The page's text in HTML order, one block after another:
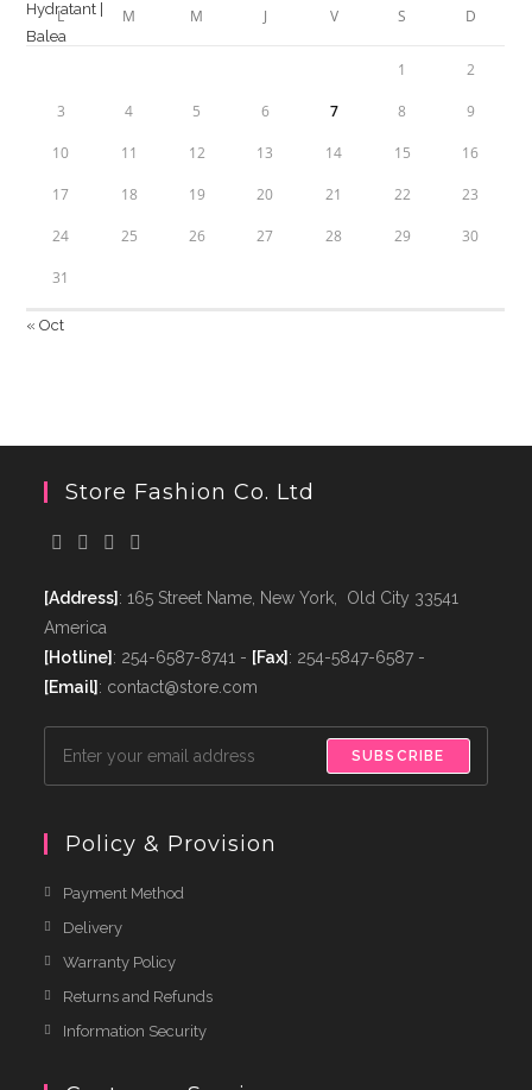
L M M J V S D
1 2
3 4 5 6 7 8 9
10 11 12 13 14 15 16
17 18 19 20 21 22 23
24 25 26 27 28 29 30
31
« Oct
Store Fashion Co. Ltd
[Address]: 165 Street Name, New York, Old City 33541
America
[Hotline]: 254-6587-8741 - [Fax]: 254-5847-6587 -
[Email]: contact@store.com
SUBSCRIBE
Policy & Provision
Payment Method
Delivery
Warranty Policy
Returns and Refunds
Information Security